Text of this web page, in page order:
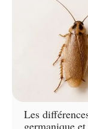
Les
germanique